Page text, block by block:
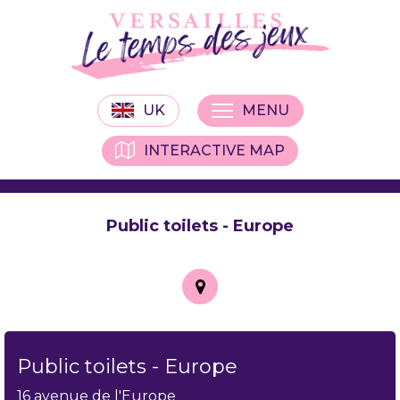
UK
INTERACTIVE MAP
MENU
Public toilets - Europe
Public toilets - Europe
16 avenue de l'Europe